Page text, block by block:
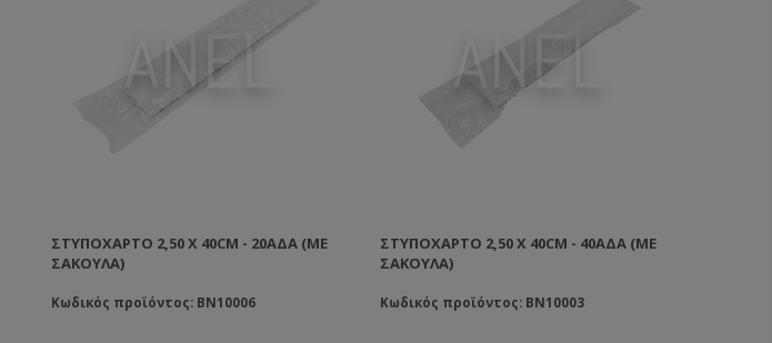
ΣΤΥΠΌΧΑΡΤΟ 2,50 X 40CM - 20ΑΔΑ (ΜΕ
ΣΑΚΟΎΛΑ)
Κωδικός προϊόντος: BN10006
ΣΤΥΠΌΧΑΡΤΟ 2,50 X 40CM - 40ΑΔΑ (ΜΕ
ΣΑΚΟΎΛΑ)
Κωδικός προϊόντος: BN10003